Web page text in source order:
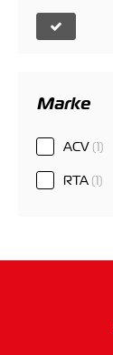
Marke
ACV (1)
RTA (1)